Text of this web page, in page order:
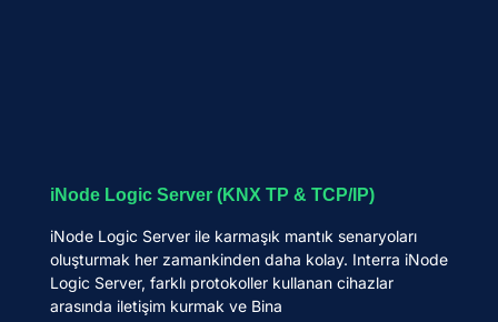
iNode Logic Server (KNX TP & TCP/IP)
iNode Logic Server ile karmaşık mantık senaryoları
oluşturmak her zamankinden daha kolay. Interra iNode
Logic Server, farklı protokoller kullanan cihazlar
arasında iletişim kurmak ve Bina